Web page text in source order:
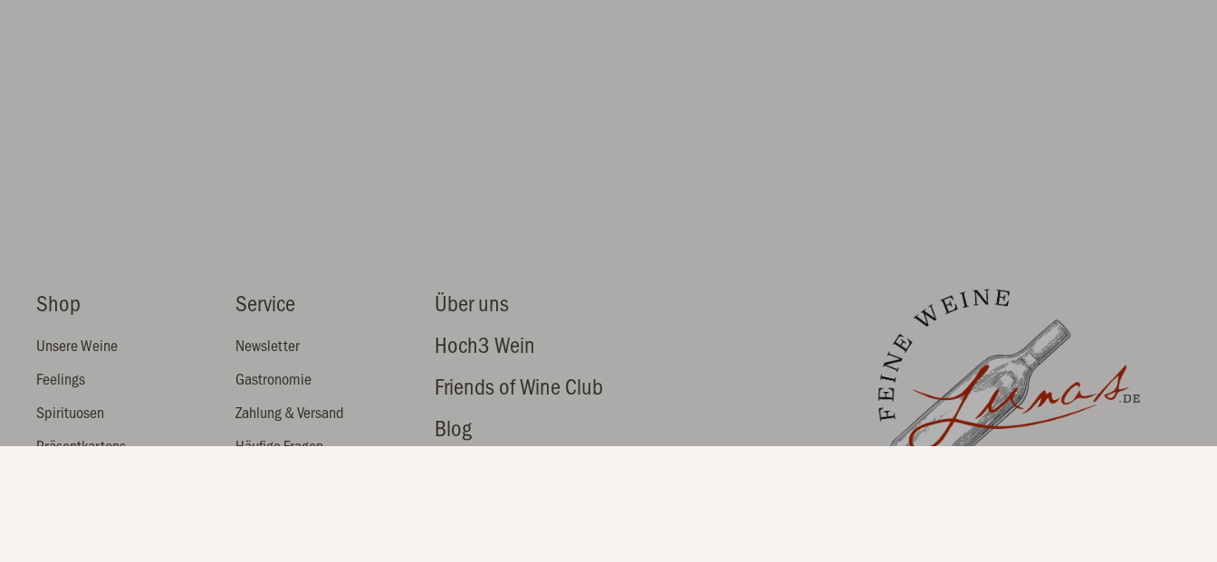
Shop
Unsere Weine
Feelings
Spirituosen
Präsentkartons
Service
Newsletter
Gastronomie
Zahlung & Versand
Häufige Fragen
Über uns
Hoch3 Wein
Friends of Wine Club
Blog